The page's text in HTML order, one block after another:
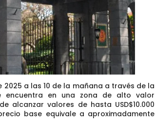
a las 10 de la mañana a través de la
encuentra en una zona de alto valor
alcanzar valores de hasta USD$10.000
base equivale a aproximadamente